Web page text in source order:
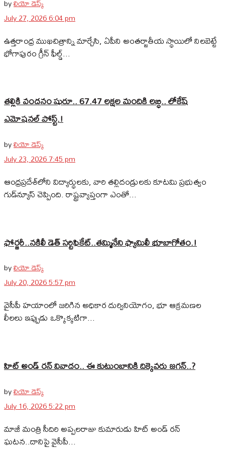
byలియో డెస్క్
July 27, 2026 6:04 pm
ఉత్తరాంధ్ర ముఖచిత్రాన్ని మార్చేసి, ఏపీని అంతర్జాతీయ స్థాయిలో నిలబెట్టే
భోగాపురం గ్రీన్ ఫీల్డ్...
తల్లికి వందనం షురూ.. 67.47 లక్షల మందికి లబ్ధి.. లోకేష్‌
ఎమోషనల్ పోస్ట్‌.!
byలియో డెస్క్
July 23, 2026 7:45 pm
ఆంధ్రప్రదేశ్‌లోని విద్యార్థులకు, వారి తల్లిదండ్రులకు కూటమి ప్రభుత్వం
గుడ్‌న్యూస్ చెప్పింది. రాష్ట్రవ్యాప్తంగా ఎంతో...
ఫోర్జరీ..నకిలీ డెత్ సర్టిఫికేట్..తమ్మినేని ఫ్యామిలీ భూబాగోతం.!
byలియో డెస్క్
July 20, 2026 5:57 pm
వైసీపీ హయాంలో జరిగిన అధికార దుర్వినియోగం, భూ ఆక్రమణల
లీలలు ఇప్పుడు ఒక్కొక్కటిగా...
హిట్ అండ్ రన్ వివాదం.. ఈ కుటుంబానికి దిక్కెవరు జగన్..?
byలియో డెస్క్
July 16, 2026 5:22 pm
మాజీ మంత్రి సీదిరి అప్పలరాజు కుమారుడు హిట్ అండ్ రన్‌
ఘటన..దానిపై వైసీపీ...